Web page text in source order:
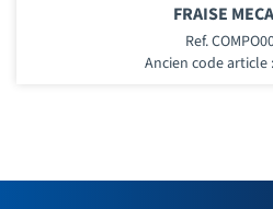
FRAISE
Ref.
Ancien code article